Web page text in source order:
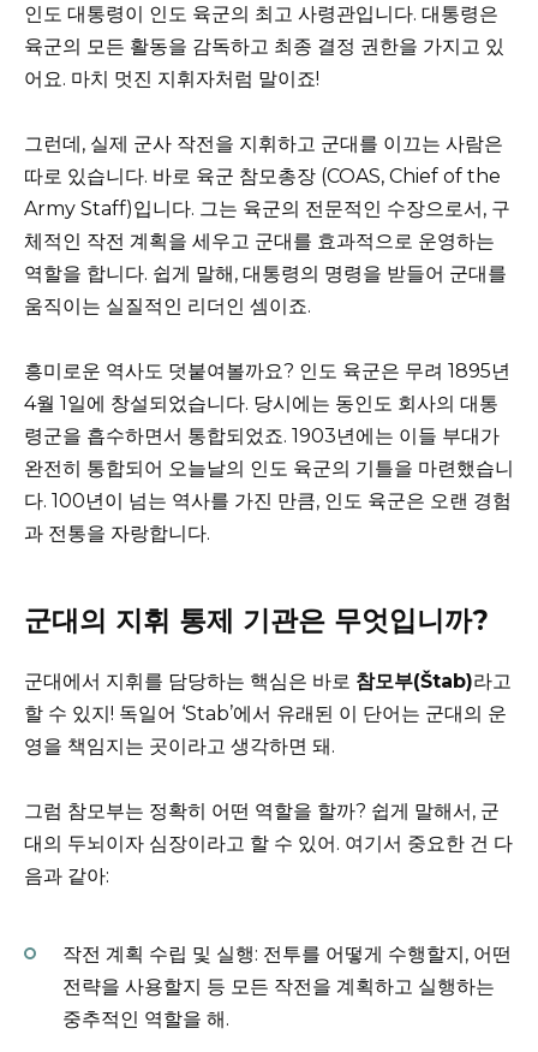
인도 대통령이 인도 육군의 최고 사령관입니다. 대통령은
육군의 모든 활동을 감독하고 최종 결정 권한을 가지고 있
어요. 마치 멋진 지휘자처럼 말이죠!
그런데, 실제 군사 작전을 지휘하고 군대를 이끄는 사람은
따로 있습니다. 바로 육군 참모총장 (COAS, Chief of the
Army Staff)입니다. 그는 육군의 전문적인 수장으로서, 구
체적인 작전 계획을 세우고 군대를 효과적으로 운영하는
역할을 합니다. 쉽게 말해, 대통령의 명령을 받들어 군대를
움직이는 실질적인 리더인 셈이죠.
흥미로운 역사도 덧붙여볼까요? 인도 육군은 무려 1895년
4월 1일에 창설되었습니다. 당시에는 동인도 회사의 대통
령군을 흡수하면서 통합되었죠. 1903년에는 이들 부대가
완전히 통합되어 오늘날의 인도 육군의 기틀을 마련했습니
다. 100년이 넘는 역사를 가진 만큼, 인도 육군은 오랜 경험
과 전통을 자랑합니다.
군대의 지휘 통제 기관은 무엇입니까?
군대에서 지휘를 담당하는 핵심은 바로 참모부(Štab)라고
할 수 있지! 독일어 ‘Stab’에서 유래된 이 단어는 군대의 운
영을 책임지는 곳이라고 생각하면 돼.
그럼 참모부는 정확히 어떤 역할을 할까? 쉽게 말해서, 군
대의 두뇌이자 심장이라고 할 수 있어. 여기서 중요한 건 다
음과 같아:
작전 계획 수립 및 실행: 전투를 어떻게 수행할지, 어떤
전략을 사용할지 등 모든 작전을 계획하고 실행하는
중추적인 역할을 해.